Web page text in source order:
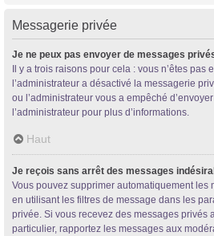
Messagerie privée
Je ne peux pas envoyer de messages
Il y a trois raisons pour cela : vous n’êtes pas
l’administrateur a désactivé la messagerie
ou l’administrateur vous a empêché
l’administrateur pour plus d’informations.
Haut
Je reçois sans arrêt des messages
Vous pouvez supprimer automatiquement les
en utilisant les filtres de message dans les
privée. Si vous recevez des messages privés
particulier, rapportez les messages aux